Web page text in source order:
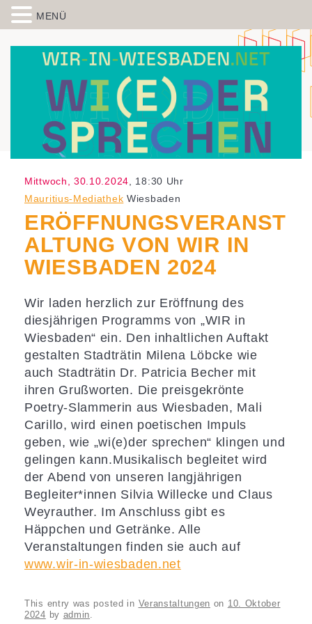
Spiegelbild – Politische Bildung
aus Wiesbaden
historisch-politische Bildungsarbeit in der Migrationsgesellschaft
Mittwoch, 30.10.2024 , 18:30 Uhr
Mauritius-Mediathek Wiesbaden
ERÖFFNUNGSVERANST
ALTUNG VON WIR IN
WIESBADEN 2024
Wir laden herzlich zur Eröffnung des
diesjährigen Programms von „WIR in
Wiesbaden“ ein. Den inhaltlichen Auftakt
gestalten Stadträtin Milena Löbcke wie
auch Stadträtin Dr. Patricia Becher mit
ihren Grußworten. Die preisgekrönte
Poetry-Slammerin aus Wiesbaden, Mali
Carillo, wird einen poetischen Impuls
geben, wie „wi(e)der sprechen“ klingen und
gelingen kann.Musikalisch begleitet wird
der Abend von unseren langjährigen
Begleiter*innen Silvia Willecke und Claus
Weyrauther. Im Anschluss gibt es
Häppchen und Getränke. Alle
Veranstaltungen finden sie auch auf
www.wir-in-wiesbaden.net
This entry was posted in Veranstaltungen on 10. Oktober
2024 by admin
MENÜ